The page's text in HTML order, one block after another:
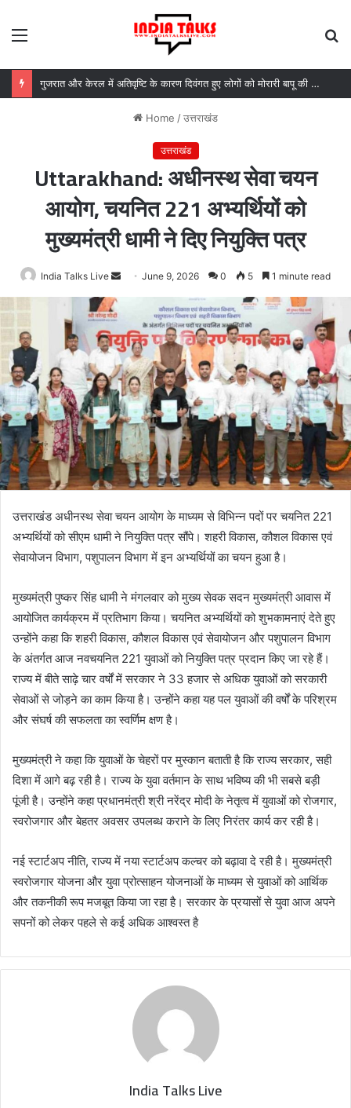
गुजरात और केरल में अतिवृष्टि के कारण दिवंगत हुए लोगों को मोरारी बापू की श्रद्धांजलि और उनके परिजनों को सहायता
Home /उत्तराखंड
उत्तराखंड
Uttarakhand: अधीनस्थ सेवा चयन
आयोग, चयनित 221 अभ्यर्थियों को
मुख्यमंत्री धामी ने दिए नियुक्ति पत्र
India Talks Live
SendJune 9, 2026 0 5 1 minute read
उत्तराखंड अधीनस्थ सेवा चयन आयोग के माध्यम से विभिन्न पदों पर चयनित 221
अभ्यर्थियों को सीएम धामी ने नियुक्ति पत्र सौंपे। शहरी विकास, कौशल विकास एवं
सेवायोजन विभाग, पशुपालन विभाग में इन अभ्यर्थियों का चयन हुआ है।
मुख्यमंत्री पुष्कर सिंह धामी ने मंगलवार को मुख्य सेवक सदन मुख्यमंत्री आवास में
आयोजित कार्यक्रम में प्रतिभाग किया। चयनित अभ्यर्थियों को शुभकामनाएं देते हुए
उन्होंने कहा कि शहरी विकास, कौशल विकास एवं सेवायोजन और पशुपालन विभाग
के अंतर्गत आज नवचयनित 221 युवाओं को नियुक्ति पत्र प्रदान किए जा रहे हैं।
राज्य में बीते साढ़े चार वर्षों में सरकार ने 33 हजार से अधिक युवाओं को सरकारी
सेवाओं से जोड़ने का काम किया है। उन्होंने कहा यह पल युवाओं की वर्षों के परिश्रम
और संघर्ष की सफलता का स्वर्णिम क्षण है।
मुख्यमंत्री ने कहा कि युवाओं के चेहरों पर मुस्कान बताती है कि राज्य सरकार, सही
दिशा में आगे बढ़ रही है। राज्य के युवा वर्तमान के साथ भविष्य की भी सबसे बड़ी
पूंजी है। उन्होंने कहा प्रधानमंत्री श्री नरेंद्र मोदी के नेतृत्व में युवाओं को रोजगार,
स्वरोजगार और बेहतर अवसर उपलब्ध कराने के लिए निरंतर कार्य कर रही है।
नई स्टार्टअप नीति, राज्य में नया स्टार्टअप कल्चर को बढ़ावा दे रही है। मुख्यमंत्री
स्वरोजगार योजना और युवा प्रोत्साहन योजनाओं के माध्यम से युवाओं को आर्थिक
और तकनीकी रूप मजबूत किया जा रहा है। सरकार के प्रयासों से युवा आज अपने
सपनों को लेकर पहले से कई अधिक आश्वस्त है
India Talks Live